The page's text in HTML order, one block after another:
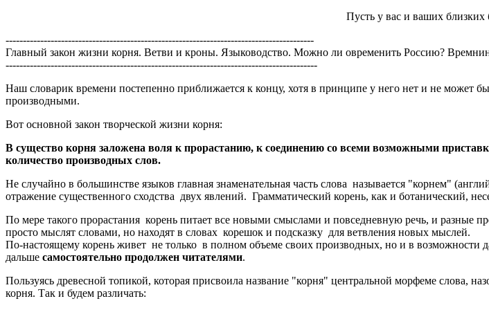
Пусть у вас и ваших
-----------------------------------------------------------------------------------------
Главный закон жизни корня. Ветви и кроны. Языководство. Можно ли овременить Россию?
------------------------------------------------------------------------------------------
Наш словарик времени постепенно приближается к концу, хотя в принципе у него нет и не может
производными.
Вот основной закон творческой жизни корня:
В существо корня заложена воля к прорастанию, к соединению со всеми возможными
количество производных слов.
Не случайно в большинстве языков главная знаменательная часть слова называется "корнем"
отражение существенного сходства двух явлений. Грамматический корень, как и ботанический,
По мере такого прорастания корень питает все новыми смыслами и повседневную речь, и
просто мыслят словами, но находят в словах корешок и подсказку для ветвления новых мыслей.
По-настоящему корень живет не только в полном объеме своих производных, но и в возможности
дальше самостоятельно продолжен читателями.
Пользуясь древесной топикой, которая присвоила название "корня" центральной морфеме слова,
корня. Так и будем различать: